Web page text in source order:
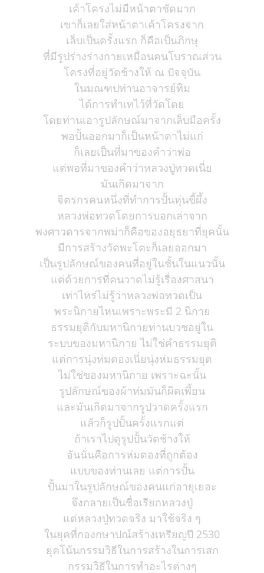
เค้าโครงไม่มีหน้าตาชัดมาก
เขาก็เลยใส่หน้าตาเค้าโครงจาก
เล็บเป็นครั้งแรก ก็คือเป็นภิกษุ
ที่มีรูปร่างร่างกายเหมือนคนโบราณส่วน
โครงที่อยู่วัดช้างให้ ณ ปัจจุบัน
ในมณฑปท่านอาจารย์ทิม
ได้การทำเทไว้ที่วัดโดย
โดยท่านเอารูปลักษณ์มาจากเล็บมือครั้ง
พอปั้นออกมาก็เป็นหน้าตาไม่แก่
ก็เลยเป็นที่มาของคำว่าพ่อ
แต่พอที่มาของคำว่าหลวงปู่ทวดเนี่ย
มันเกิดมาจาก
จิตรกรคนหนึ่งที่ทำการปั้นหุ่นขี้ผึ้ง
หลวงพ่อทวดโดยการบอกเล่าจาก
พงศาวดารจากพม่าก็คือของอยุธยาที่ยุคนั้น
มีการสร้างวัดพะโคะก็เลยออกมา
เป็นรูปลักษณ์ของคนที่อยู่ในชั้นในแนวนั้น
แต่ด้วยการที่คนวาดไม่รู้เรื่องศาสนา
เท่าไหร่ไม่รู้ว่าหลวงพ่อทวดเป็น
พระนิกายไหนเพราะพระมี 2 นิกาย
ธรรมยุติกับมหานิกายท่านบวชอยู่ใน
ระบบของมหานิกาย ไม่ใช่คำธรรมยุติ
แต่การนุ่งห่มดองเนี่ยนุ่งห่มธรรมยุต
ไม่ใช่ของมหานิกาย เพราะฉะนั้น
รูปลักษณ์ของผ้าห่มมันก็ผิดเพี้ยน
และมันเกิดมาจากรูปวาดครั้งแรก
แล้วก็รูปปั้นครั้งแรกแต่
ถ้าเราไปดูรูปปั้นวัดช้างให้
อันนั่นคือการห่มดองที่ถูกต้อง
แบบของท่านเลย แต่การปั้น
ปั้นมาในรูปลักษณ์ของคนแก่อายุเยอะ
จึงกลายเป็นชื่อเรียกหลวงปู่
แต่หลวงปู่ทวดจริง มาใช้จริง ๆ
ในยุคที่กองกษาปณ์สร้างเหรียญปี 2530
ยุคโน้นกรรมวิธีในการสร้างในการเสก
กรรมวิธีในการทำอะไรต่างๆ